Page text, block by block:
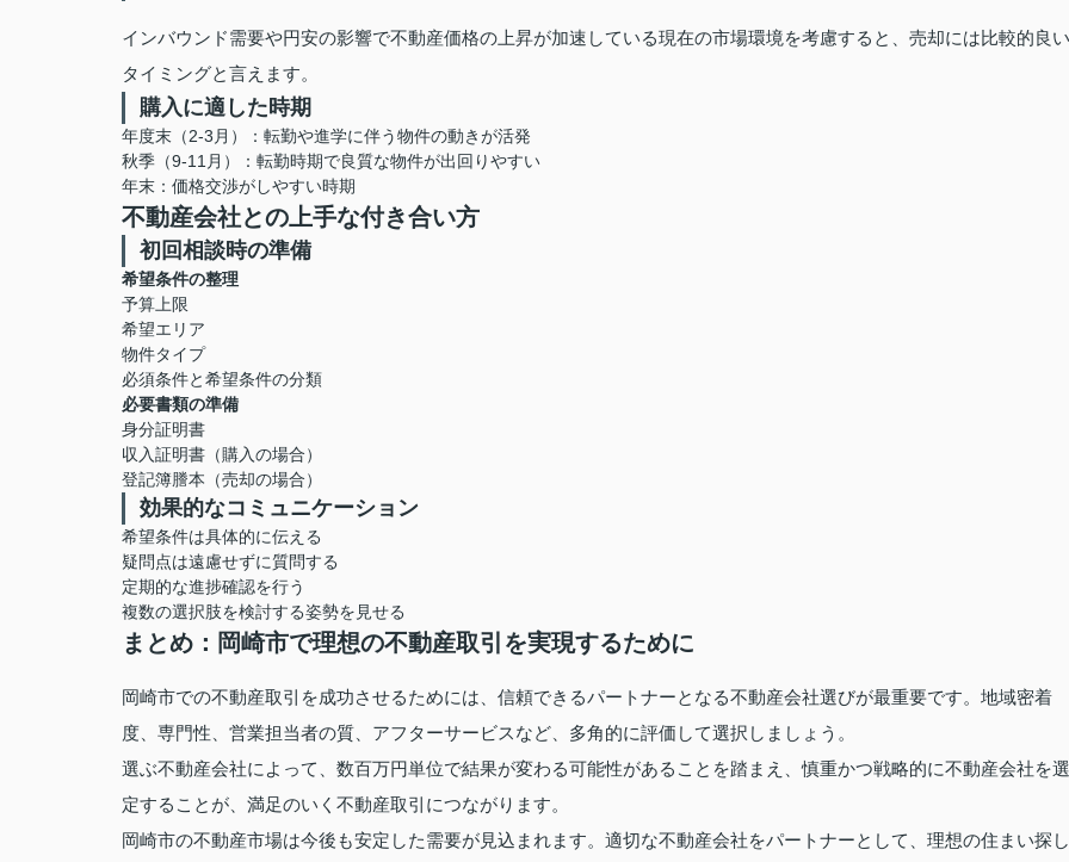
インバウンド需要や円安の影響で不動産価格の上昇が加速している現在の市場環境を考慮すると、売却には比較的良い
タイミングと言えます。
購入に適した時期
年度末（2-3月）：転勤や進学に伴う物件の動きが活発
秋季（9-11月）：転勤時期で良質な物件が出回りやすい
年末：価格交渉がしやすい時期
不動産会社との上手な付き合い方
初回相談時の準備
希望条件の整理
予算上限
希望エリア
物件タイプ
必須条件と希望条件の分類
必要書類の準備
身分証明書
収入証明書（購入の場合）
登記簿謄本（売却の場合）
効果的なコミュニケーション
希望条件は具体的に伝える
疑問点は遠慮せずに質問する
定期的な進捗確認を行う
複数の選択肢を検討する姿勢を見せる
まとめ：岡崎市で理想の不動産取引を実現するために
岡崎市での不動産取引を成功させるためには、信頼できるパートナーとなる不動産会社選びが最重要です。地域密着
度、専門性、営業担当者の質、アフターサービスなど、多角的に評価して選択しましょう。
選ぶ不動産会社によって、数百万円単位で結果が変わる可能性があることを踏まえ、慎重かつ戦略的に不動産会社を選
定することが、満足のいく不動産取引につながります。
岡崎市の不動産市場は今後も安定した需要が見込まれます。適切な不動産会社をパートナーとして、理想の住まい探し